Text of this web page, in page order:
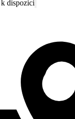
dispozici